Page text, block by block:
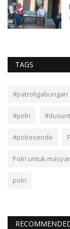
TAGS
#patroligabungan
#polri
#polresende
Polri untuk
polri